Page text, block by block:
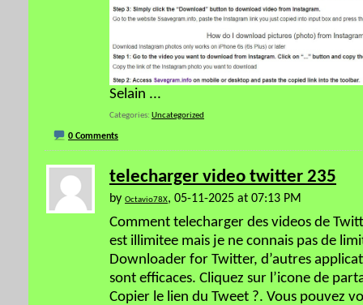
Selain ...
Categories Uncategorized
0 Comments
telecharger video twitter 235
by Octavio78X, 05-11-2025 at 07:13 PM
Comment telecharger des videos de
est illimitee mais je ne connais pas de
Downloader for Twitter, d’autres
sont efficaces. Cliquez sur l’icone de
Copier le lien du Tweet ?. Vous pouvez